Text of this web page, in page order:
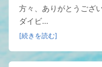
方々、ありがとうござ
ダイビ...
[続きを読む]